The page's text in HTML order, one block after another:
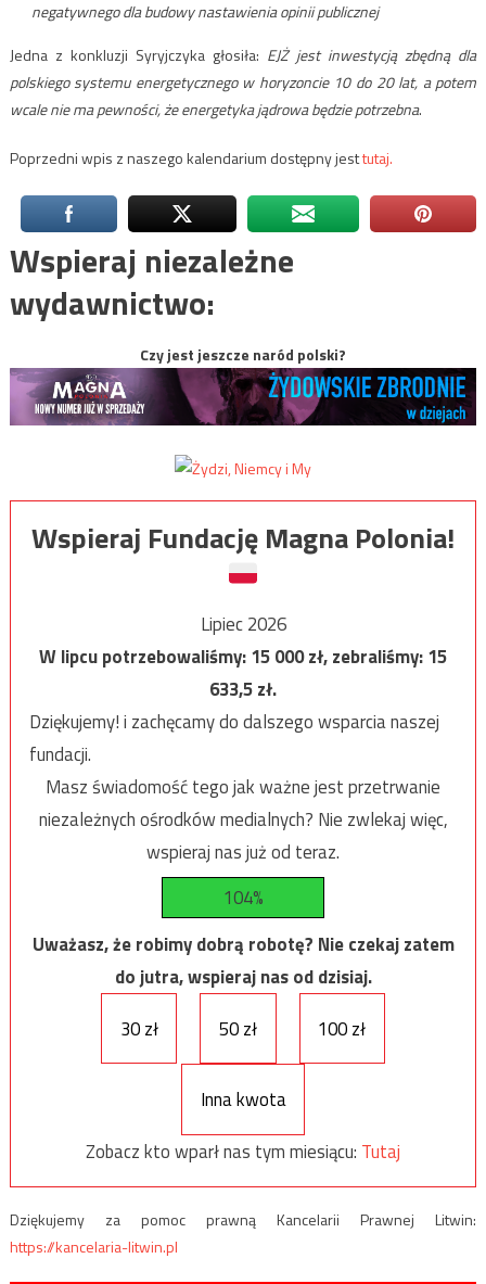
negatywnego dla budowy nastawienia opinii publicznej
Jedna z konkluzji Syryjczyka głosiła: EJŻ jest inwestycją zbędną dla
polskiego systemu energetycznego w horyzoncie 10 do 20 lat, a potem
wcale nie ma pewności, że energetyka jądrowa będzie potrzebna.
Poprzedni wpis z naszego kalendarium dostępny jesttutaj.
Wspieraj niezależne
wydawnictwo:
Czy jest jeszcze naród polski?
Wspieraj Fundację Magna Polonia!
Lipiec 2026
W lipcu potrzebowaliśmy:15 000zł, zebraliśmy:15
633,5zł.
Dziękujemy! i zachęcamy do dalszego wsparcia naszej
fundacji.
Masz świadomość tego jak ważne jest przetrwanie
niezależnych ośrodków medialnych? Nie zwlekaj więc,
wspieraj nas już od teraz.
104%
Uważasz, że robimy dobrą robotę? Nie czekaj zatem
do jutra, wspieraj nas od dzisiaj.
30 zł
50 zł 100 zł
Inna kwota
Zobacz kto wparł nas tym miesiącu: Tutaj
Dziękujemy za pomoc prawną Kancelarii Prawnej Litwin:
https://kancelaria-litwin.pl